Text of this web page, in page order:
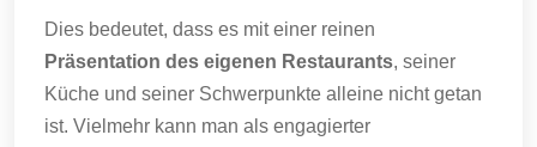
Dies bedeutet, dass es mit einer reinen
Präsentation des eigenen Restaurants, seiner
Küche und seiner Schwerpunkte alleine nicht getan
ist. Vielmehr kann man als engagierter